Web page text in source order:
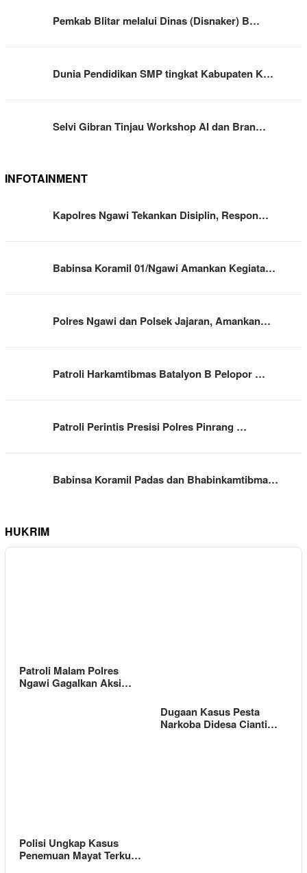
Pemkab Blitar melalui Dinas (Disnaker) B…
Dunia Pendidikan SMP tingkat Kabupaten K…
Selvi Gibran Tinjau Workshop AI dan Bran…
INFOTAINMENT
Kapolres Ngawi Tekankan Disiplin, Respon…
Babinsa Koramil 01/Ngawi Amankan Kegiata…
Polres Ngawi dan Polsek Jajaran, Amankan…
Patroli Harkamtibmas Batalyon B Pelopor …
Patroli Perintis Presisi Polres Pinrang …
Babinsa Koramil Padas dan Bhabinkamtibma…
HUKRIM
Patroli Malam Polres
Ngawi Gagalkan Aksi…
Dugaan Kasus Pesta
Narkoba Didesa Cianti…
Polisi Ungkap Kasus
Penemuan Mayat Terku…